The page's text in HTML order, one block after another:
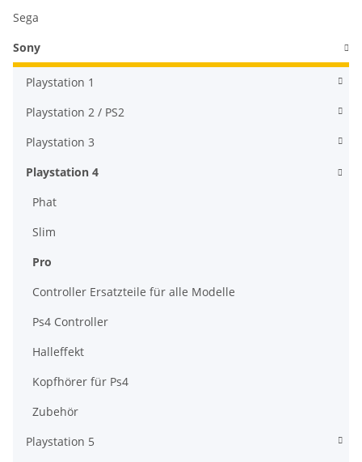
Sega
Sony
Playstation 1
Playstation 2 / PS2
Playstation 3
Playstation 4
Phat
Slim
Pro
Controller Ersatzteile für alle Modelle
Ps4 Controller
Halleffekt
Kopfhörer für Ps4
Zubehör
Playstation 5